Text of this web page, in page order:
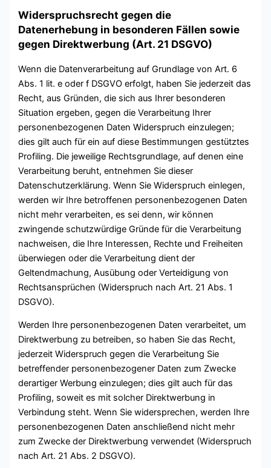
Widerspruchsrecht gegen die
Datenerhebung in besonderen Fällen sowie
gegen Direktwerbung (Art. 21 DSGVO)
Wenn die Datenverarbeitung auf Grundlage von Art. 6
Abs. 1 lit. e oder f DSGVO erfolgt, haben Sie jederzeit das
Recht, aus Gründen, die sich aus Ihrer besonderen
Situation ergeben, gegen die Verarbeitung Ihrer
personenbezogenen Daten Widerspruch einzulegen;
dies gilt auch für ein auf diese Bestimmungen gestütztes
Profiling. Die jeweilige Rechtsgrundlage, auf denen eine
Verarbeitung beruht, entnehmen Sie dieser
Datenschutzerklärung. Wenn Sie Widerspruch einlegen,
werden wir Ihre betroffenen personenbezogenen Daten
nicht mehr verarbeiten, es sei denn, wir können
zwingende schutzwürdige Gründe für die Verarbeitung
nachweisen, die Ihre Interessen, Rechte und Freiheiten
überwiegen oder die Verarbeitung dient der
Geltendmachung, Ausübung oder Verteidigung von
Rechtsansprüchen (Widerspruch nach Art. 21 Abs. 1
DSGVO).
Werden Ihre personenbezogenen Daten verarbeitet, um
Direktwerbung zu betreiben, so haben Sie das Recht,
jederzeit Widerspruch gegen die Verarbeitung Sie
betreffender personenbezogener Daten zum Zwecke
derartiger Werbung einzulegen; dies gilt auch für das
Profiling, soweit es mit solcher Direktwerbung in
Verbindung steht. Wenn Sie widersprechen, werden Ihre
personenbezogenen Daten anschließend nicht mehr
zum Zwecke der Direktwerbung verwendet (Widerspruch
nach Art. 21 Abs. 2 DSGVO).